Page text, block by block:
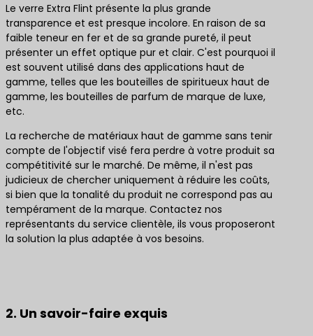
Le verre Extra Flint présente la plus grande
transparence et est presque incolore. En raison de sa
faible teneur en fer et de sa grande pureté, il peut
présenter un effet optique pur et clair. C'est pourquoi il
est souvent utilisé dans des applications haut de
gamme, telles que les bouteilles de spiritueux haut de
gamme, les bouteilles de parfum de marque de luxe,
etc.
La recherche de matériaux haut de gamme sans tenir
compte de l'objectif visé fera perdre à votre produit sa
compétitivité sur le marché. De même, il n'est pas
judicieux de chercher uniquement à réduire les coûts,
si bien que la tonalité du produit ne correspond pas au
tempérament de la marque. Contactez nos
représentants du service clientèle, ils vous proposeront
la solution la plus adaptée à vos besoins.
2. Un savoir-faire exquis